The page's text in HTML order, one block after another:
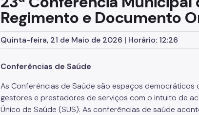
Regimento e Documento
Quinta-feira, 21 de Maio de 2026 | Horário: 12:26
Conferências de Saúde
As Conferências de Saúde são espaços
gestores e prestadores de serviços com o intuito de
Único de Saúde (SUS). As conferências de saúde